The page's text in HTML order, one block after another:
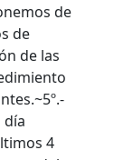
de
de
de las
día
4